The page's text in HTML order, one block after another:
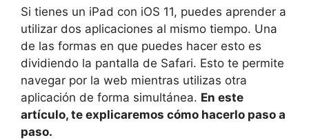
Si tienes un iPad con iOS 11, puedes aprender a
utilizar dos aplicaciones al mismo tiempo. Una
de las formas en que puedes hacer esto es
dividiendo la pantalla de Safari. Esto te permite
navegar por la web mientras utilizas otra
aplicación de forma simultánea. En este
artículo, te explicaremos cómo hacerlo paso a
paso.